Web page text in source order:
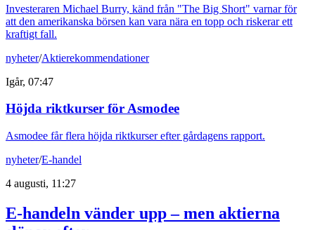
Investeraren Michael Burry, känd från "The Big Short" varnar för
att den amerikanska börsen kan vara nära en topp och riskerar ett
kraftigt fall.
nyheter/Aktierekommendationer
Igår, 07:47
Höjda riktkurser för Asmodee
Asmodee får flera höjda riktkurser efter gårdagens rapport.
nyheter/E-handel
4 augusti, 11:27
E-handeln vänder upp – men aktierna